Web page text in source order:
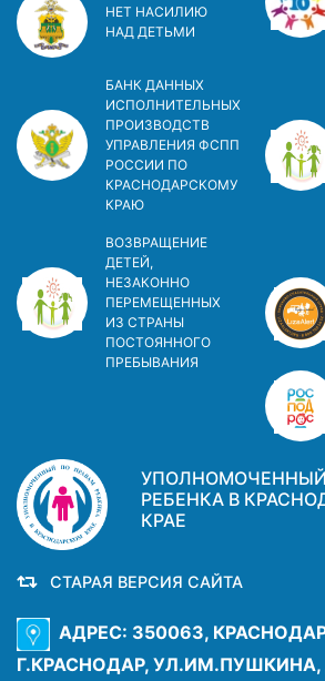
НЕТ НАСИЛИЮ
НАД ДЕТЬМИ
БАНК ДАННЫХ
ИСПОЛНИТЕЛЬНЫХ
ПРОИЗВОДСТВ
УПРАВЛЕНИЯ ФСПП
РОССИИ ПО
КРАСНОДАРСКОМУ
КРАЮ
ВОЗВРАЩЕНИЕ
ДЕТЕЙ,
НЕЗАКОННО
ПЕРЕМЕЩЕННЫХ
ИЗ СТРАНЫ
ПОСТОЯННОГО
ПРЕБЫВАНИЯ
РЕБЕНКА В
КРАЕ
СТАРАЯ ВЕРСИЯ САЙТА
АДРЕС: 350063,
Г.КРАСНОДАР, УЛ.ИМ.ПУШКИНА,